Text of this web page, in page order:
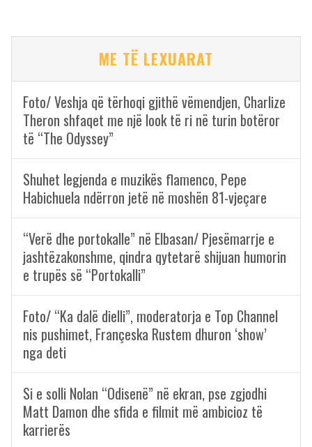
ME TË LEXUARAT
Foto/ Veshja që tërhoqi gjithë vëmendjen, Charlize
Theron shfaqet me një look të ri në turin botëror
të “The Odyssey”
Shuhet legjenda e muzikës flamenco, Pepe
Habichuela ndërron jetë në moshën 81-vjeçare
“Verë dhe portokalle” në Elbasan/ Pjesëmarrje e
jashtëzakonshme, qindra qytetarë shijuan humorin
e trupës së “Portokalli”
Foto/ “Ka dalë dielli”, moderatorja e Top Channel
nis pushimet, Françeska Rustem dhuron ‘show’
nga deti
Si e solli Nolan “Odisenë” në ekran, pse zgjodhi
Matt Damon dhe sfida e filmit më ambicioz të
karrierës